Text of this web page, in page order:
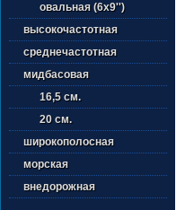
овальная (6х9'')
высокочастотная
среднечастотная
мидбасовая
16,5 см.
20 см.
широкополосная
морская
внедорожная